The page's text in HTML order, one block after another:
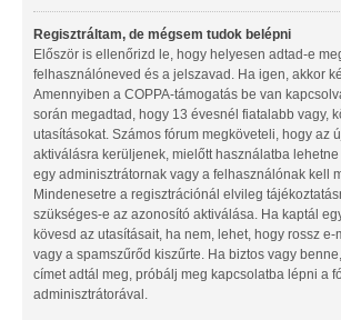
Regisztráltam, de mégsem tudok belépni
Először is ellenőrizd le, hogy helyesen adtad-e
felhasználóneved és a jelszavad. Ha igen, akkor
Amennyiben a COPPA-támogatás be van
során megadtad, hogy 13 évesnél fiatalabb vagy,
utasításokat. Számos fórum megköveteli, hogy az
aktiválásra kerüljenek, mielőtt használatba
egy adminisztrátornak vagy a felhasználónak kell
Mindenesetre a regisztrációnál elvileg
szükséges-e az azonosító aktiválása. Ha kaptál
kövesd az utasításait, ha nem, lehet, hogy rossz e-
vagy a spamszűrőd kiszűrte. Ha biztos vagy
címet adtál meg, próbálj meg kapcsolatba lépni a
adminisztrátorával.